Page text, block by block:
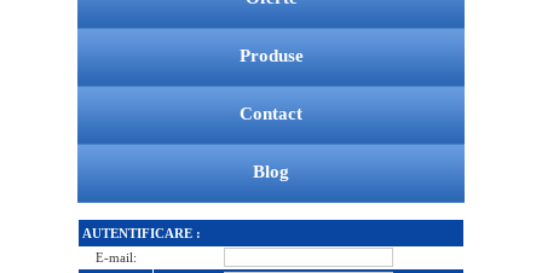
Produse
Contact
Blog
AUTENTIFICARE :
E-mail: